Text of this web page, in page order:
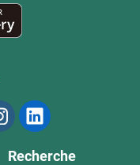
Recherche